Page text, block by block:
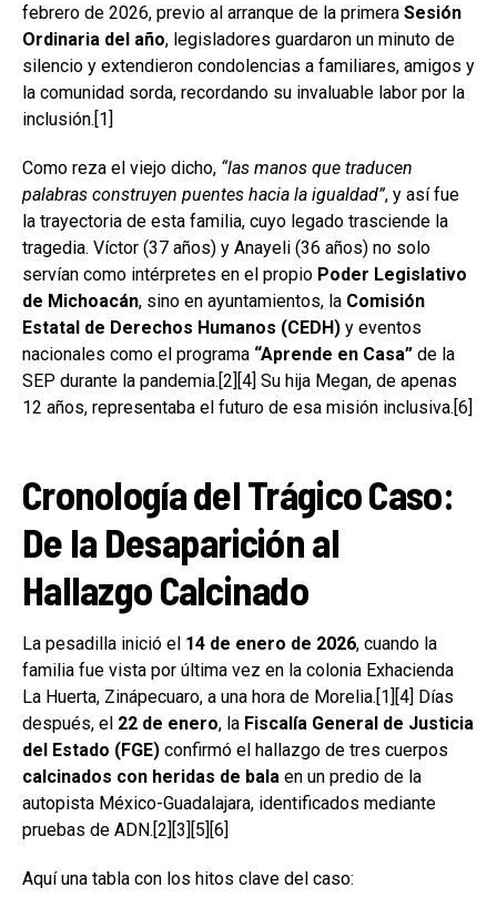
febrero de 2026, previo al arranque de la primera Sesión
Ordinaria del año, legisladores guardaron un minuto de
silencio y extendieron condolencias a familiares, amigos y
la comunidad sorda, recordando su invaluable labor por la
inclusión.[1]
Como reza el viejo dicho, “las manos que traducen
palabras construyen puentes hacia la igualdad”, y así fue
la trayectoria de esta familia, cuyo legado trasciende la
tragedia. Víctor (37 años) y Anayeli (36 años) no solo
servían como intérpretes en el propio Poder Legislativo
de Michoacán, sino en ayuntamientos, la Comisión
Estatal de Derechos Humanos (CEDH) y eventos
nacionales como el programa “Aprende en Casa” de la
SEP durante la pandemia.[2][4] Su hija Megan, de apenas
12 años, representaba el futuro de esa misión inclusiva.[6]
Cronología del Trágico Caso:
De la Desaparición al
Hallazgo Calcinado
La pesadilla inició el 14 de enero de 2026, cuando la
familia fue vista por última vez en la colonia Exhacienda
La Huerta, Zinápecuaro, a una hora de Morelia.[1][4] Días
después, el 22 de enero, la Fiscalía General de Justicia
del Estado (FGE) confirmó el hallazgo de tres cuerpos
calcinados con heridas de bala en un predio de la
autopista México-Guadalajara, identificados mediante
pruebas de ADN.[2][3][5][6]
Aquí una tabla con los hitos clave del caso: